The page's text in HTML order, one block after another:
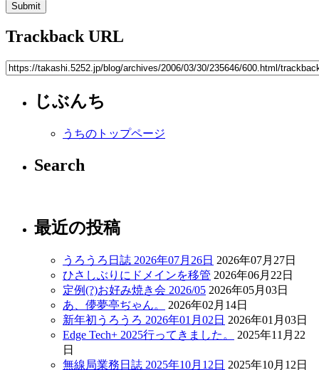
Trackback URL
じぶんち
うちのトップページ
Search
最近の投稿
うろうろ日誌 2026年07月26日 2026年07月27日
ひさしぶりにドメインを移管 2026年06月22日
定例(?)お好み焼き会 2026/05 2026年05月03日
あ、儚夢亭ぢゃん。
2026年02月14日
新年初うろうろ 2026年01月02日 2026年01月03日
Edge Tech+ 2025行ってきました。
2025年11月22
日
無線局業務日誌 2025年10月12日 2025年10月12日